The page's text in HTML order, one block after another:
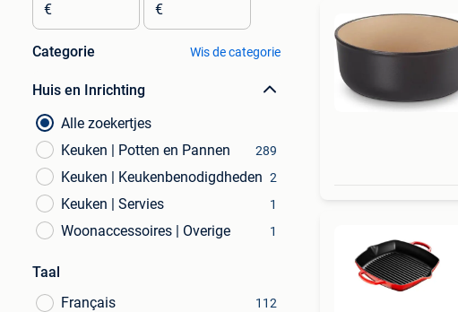
€ €
Categorie Wis de categorie
Huis en Inrichting
Alle zoekertjes
Keuken | Potten en Pannen
289
Keuken | Keukenbenodigdheden 2
Keuken | Servies 1
Woonaccessoires | Overige 1
Taal
Français
112